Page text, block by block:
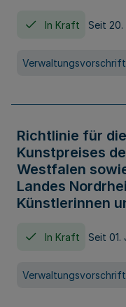
In Kraft Seit
Verwaltungsvorschrift
Richtlinie für
Kunstpreises
Westfalen
Landes
Künstlerinnen
In Kraft Seit 01.
Verwaltungsvorschrift